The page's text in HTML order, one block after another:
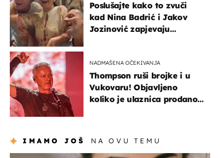
Poslušajte kako to zvuči
kad Nina Badrić i Jakov
Jozinović zapjevaju
NADMAŠENA OČEKIVANJA
Thompson ruši brojke i u
Vukovaru! Objavljeno
koliko je ulaznica prodano
IMAMO JOŠ NA OVU TEMU